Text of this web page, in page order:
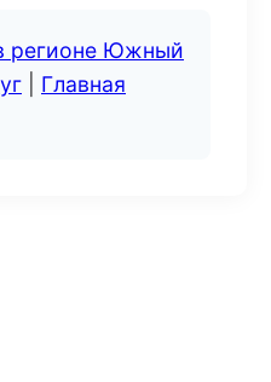
регионе Южный
Главная